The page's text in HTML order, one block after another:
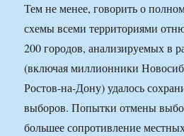
Тем не менее, говорить о
схемы всеми территориями
200 городов, анализируемых в
(включая миллионники
Ростов-на-Дону) удалось
выборов. Попытки отмены
большее сопротивление